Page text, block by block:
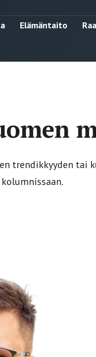
Elämäntaito
trendikkyyden tai